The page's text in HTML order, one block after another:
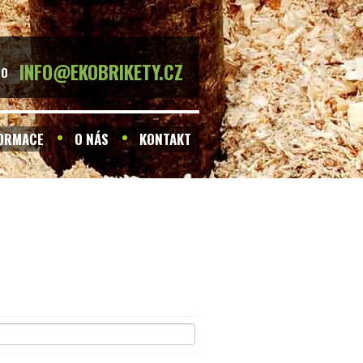
INFO@EKOBRIKETY.CZ
O NÁS KONTAKT